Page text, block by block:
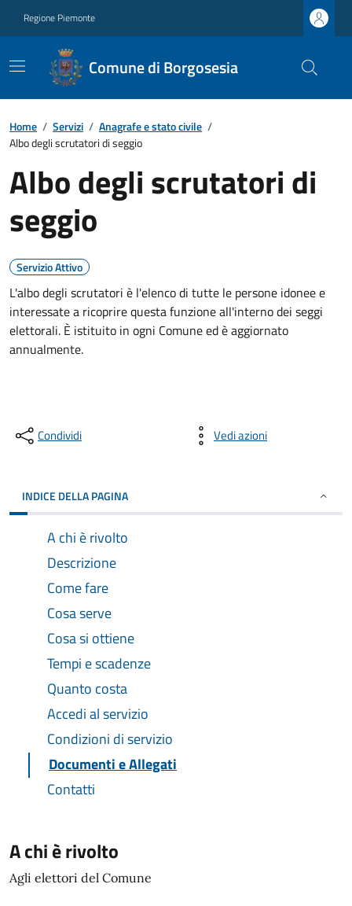
Regione Piemonte
Comune di Borgosesia
Home / Servizi / Anagrafe e stato civile /
Albo degli scrutatori di seggio
Albo degli scrutatori di
seggio
Servizio Attivo
L'albo degli scrutatori è l'elenco di tutte le persone idonee e
interessate a ricoprire questa funzione all'interno dei seggi
elettorali. È istituito in ogni Comune ed è aggiornato
annualmente.
Condividi Vedi azioni
INDICE DELLA PAGINA
A chi è rivolto
Descrizione
Come fare
Cosa serve
Cosa si ottiene
Tempi e scadenze
Quanto costa
Accedi al servizio
Condizioni di servizio
Documenti e Allegati
Contatti
A chi è rivolto
Agli elettori del Comune